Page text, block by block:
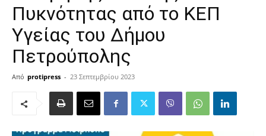
Πυκνότητας από το ΚΕΠ
Υγείας του Δήμου
Πετρούπολης
Από protipress - 23 Σεπτεμβρίου 2023